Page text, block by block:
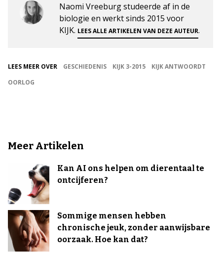
Naomi Vreeburg studeerde af in de
biologie en werkt sinds 2015 voor
KIJK. LEES ALLE ARTIKELEN VAN DEZE AUTEUR.
LEES MEER OVER GESCHIEDENIS KIJK 3-2015
KIJK ANTWOORDT
OORLOG
Meer Artikelen
Kan AI ons helpen om dierentaal te
ontcijferen?
Sommige mensen hebben
chronische jeuk, zonder aanwijsbare
oorzaak. Hoe kan dat?